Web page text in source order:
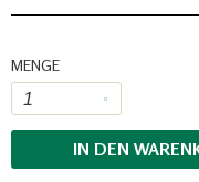
MENGE
IN DEN